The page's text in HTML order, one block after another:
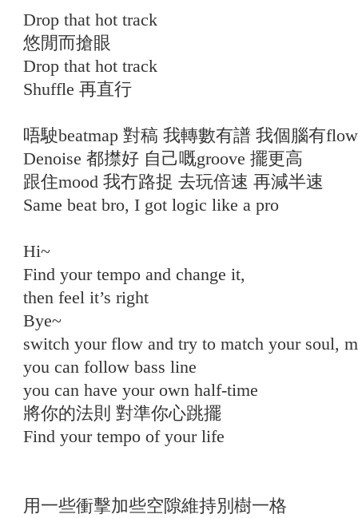
Drop that hot track
悠閒而搶眼
Drop that hot track
Shuffle 再直行
唔駛beatmap 對稿 我轉數有譜 我個腦有flow
Denoise 都㩒好 自己嘅groove 擺更高
跟住mood 我冇路捉 去玩倍速 再減半速
Same beat bro, I got logic like a pro
Hi~
Find your tempo and change it,
then feel it’s right
Bye~
switch your flow and try to match your soul,
you can follow bass line
you can have your own half-time
將你的法則 對準你心跳擺
Find your tempo of your life
用一些衝擊加些空隙維持別樹一格